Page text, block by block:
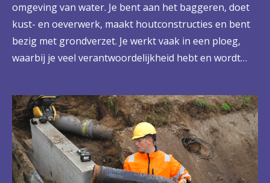
omgeving van water. Je bent aan het baggeren, doet
kust- en oeverwerk, maakt houtconstructies en bent
bezig met grondverzet. Je werkt vaak in een ploeg,
waarbij je veel verantwoordelijkheid hebt en wordt
werkt veel buiten, in allerlei omstandigheden en vaak
op verschillende plekken. Die afwisseling, daar hou je
van.